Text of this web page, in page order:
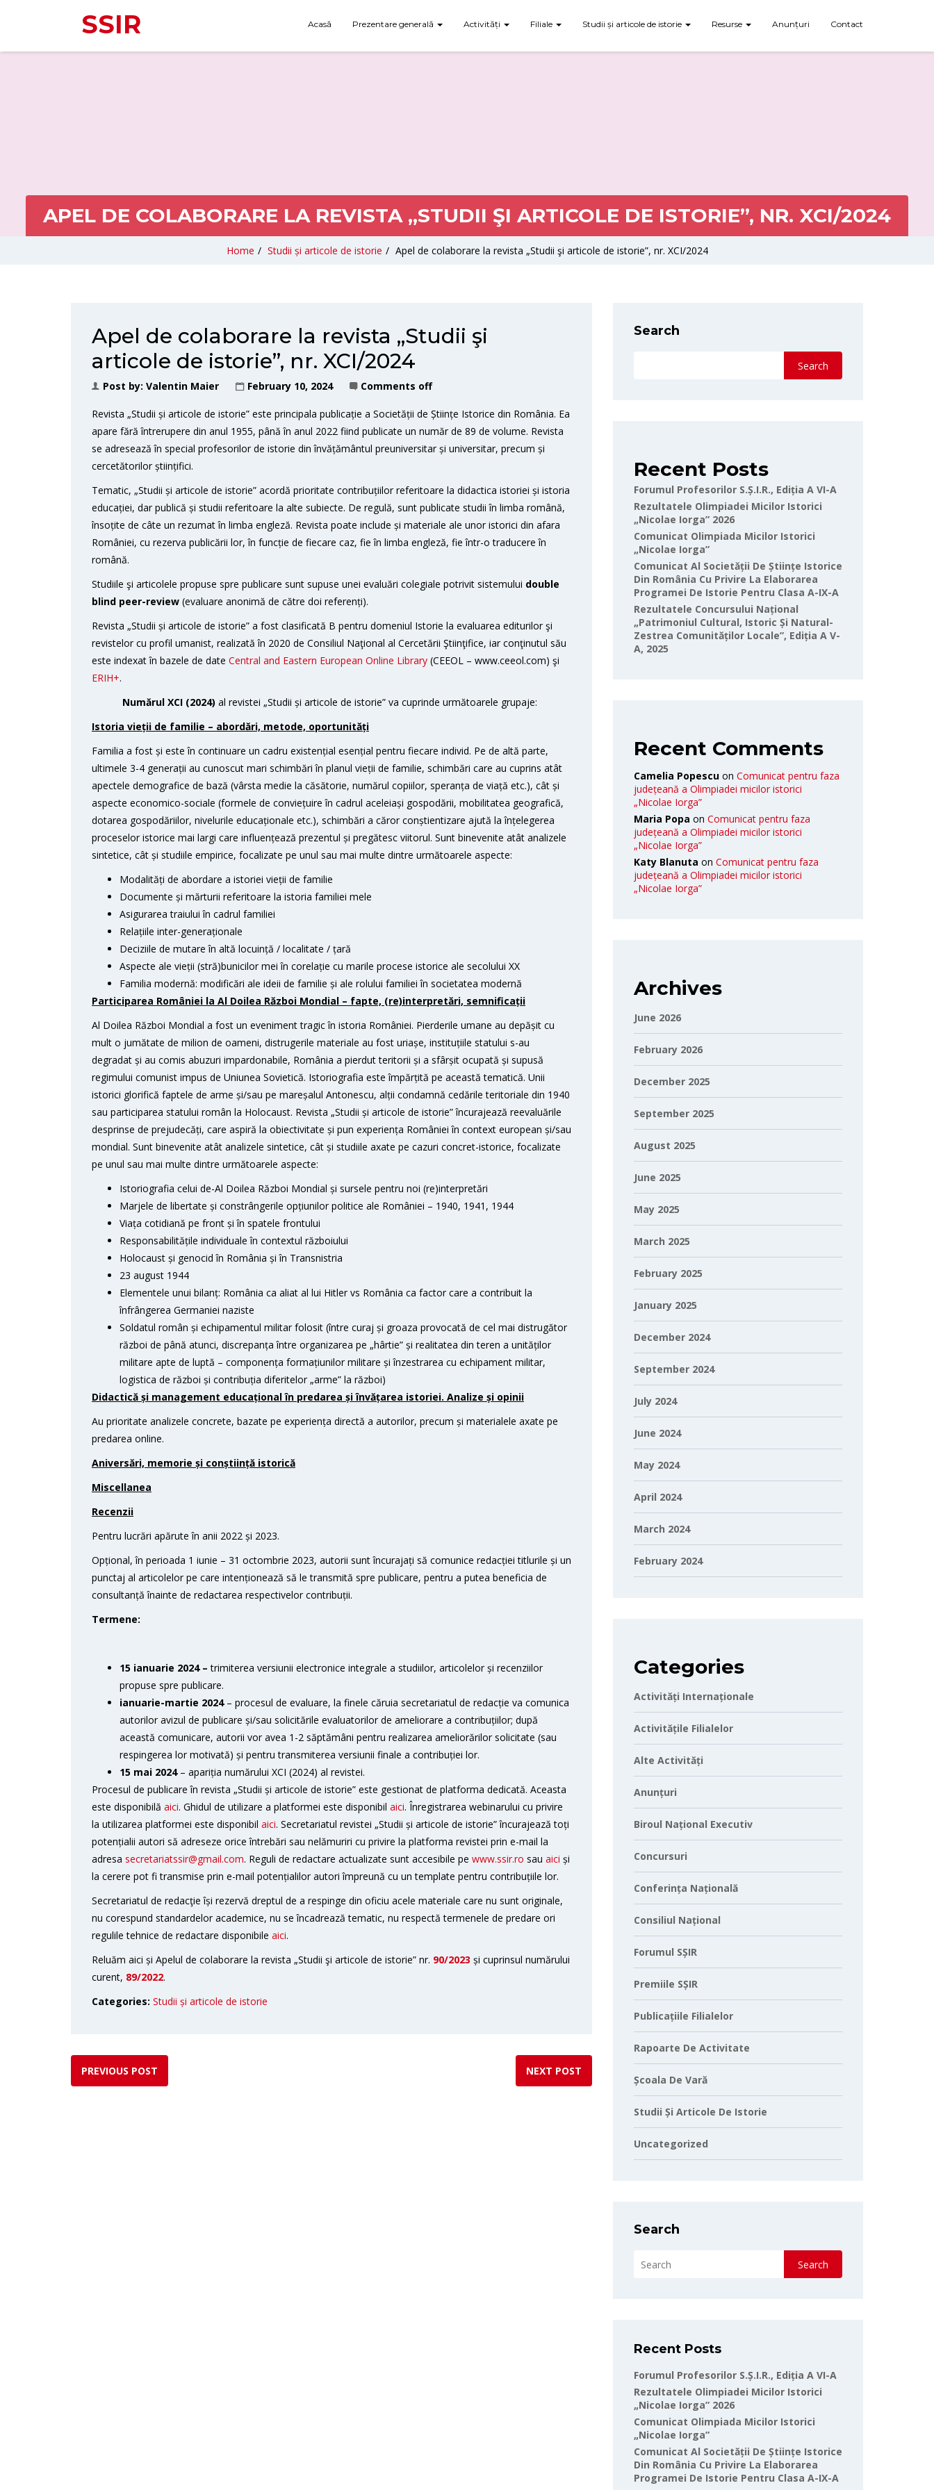
SSIR Acasă Prezentare generală Activități Filiale Studii și articole de istorie Resurse Anunțuri Contact
APEL DE COLABORARE LA REVISTA „STUDII ŞI ARTICOLE DE ISTORIE”, NR. XCI/2024
Home / Studii și articole de istorie / Apel de colaborare la revista „Studii şi articole de istorie”, nr. XCI/2024
Apel de colaborare la revista „Studii şi
articole de istorie”, nr. XCI/2024
Post by: Valentin Maier February 10, 2024 Comments off
Revista „Studii și articole de istorie” este principala publicație a Societății de Științe Istorice din România. Ea
apare fără întrerupere din anul 1955, până în anul 2022 fiind publicate un număr de 89 de volume. Revista
se adresează în special profesorilor de istorie din învățământul preuniversitar și universitar, precum și
cercetătorilor științifici.
Tematic, „Studii și articole de istorie” acordă prioritate contribuțiilor referitoare la didactica istoriei și istoria
educației, dar publică și studii referitoare la alte subiecte. De regulă, sunt publicate studii în limba română,
însoțite de câte un rezumat în limba engleză. Revista poate include și materiale ale unor istorici din afara
României, cu rezerva publicării lor, în funcție de fiecare caz, fie în limba engleză, fie într-o traducere în
română.
Studiile şi articolele propuse spre publicare sunt supuse unei evaluări colegiale potrivit sistemului double
blind peer-review (evaluare anonimă de către doi referenți).
Revista „Studii și articole de istorie” a fost clasificată B pentru domeniul Istorie la evaluarea editurilor şi
revistelor cu profil umanist, realizată în 2020 de Consiliul Naţional al Cercetării Ştiinţifice, iar conţinutul său
este indexat în bazele de date Central and Eastern European Online Library (CEEOL – www.ceeol.com) şi
ERIH+.
Numărul XCI (2024) al revistei „Studii și articole de istorie” va cuprinde următoarele grupaje:
Istoria vieții de familie – abordări, metode, oportunități
Familia a fost și este în continuare un cadru existențial esențial pentru fiecare individ. Pe de altă parte,
ultimele 3-4 generații au cunoscut mari schimbări în planul vieții de familie, schimbări care au cuprins atât
apectele demografice de bază (vârsta medie la căsătorie, numărul copiilor, speranța de viață etc.), cât și
aspecte economico-sociale (formele de conviețuire în cadrul aceleiași gospodării, mobilitatea geografică,
dotarea gospodăriilor, nivelurile educaționale etc.), schimbări a căror conștientizare ajută la înțelegerea
proceselor istorice mai largi care influențează prezentul și pregătesc viitorul. Sunt binevenite atât analizele
sintetice, cât și studiile empirice, focalizate pe unul sau mai multe dintre următoarele aspecte:
Modalități de abordare a istoriei vieții de familie
Documente și mărturii referitoare la istoria familiei mele
Asigurarea traiului în cadrul familiei
Relațiile inter-generaționale
Deciziile de mutare în altă locuință / localitate / țară
Aspecte ale vieții (stră)bunicilor mei în corelație cu marile procese istorice ale secolului XX
Familia modernă: modificări ale ideii de familie și ale rolului familiei în societatea modernă
Participarea României la Al Doilea Război Mondial – fapte, (re)interpretări, semnificații
Al Doilea Război Mondial a fost un eveniment tragic în istoria României. Pierderile umane au depășit cu
mult o jumătate de milion de oameni, distrugerile materiale au fost uriașe, instituțiile statului s-au
degradat și au comis abuzuri impardonabile, România a pierdut teritorii și a sfârșit ocupată și supusă
regimului comunist impus de Uniunea Sovietică. Istoriografia este împărțită pe această tematică. Unii
istorici glorifică faptele de arme și/sau pe mareșalul Antonescu, alții condamnă cedările teritoriale din 1940
sau participarea statului român la Holocaust. Revista „Studii și articole de istorie” încurajează reevaluările
desprinse de prejudecăți, care aspiră la obiectivitate și pun experiența României în context european și/sau
mondial. Sunt binevenite atât analizele sintetice, cât și studiile axate pe cazuri concret-istorice, focalizate
pe unul sau mai multe dintre următoarele aspecte:
Istoriografia celui de-Al Doilea Război Mondial și sursele pentru noi (re)interpretări
Marjele de libertate și constrângerile opțiunilor politice ale României – 1940, 1941, 1944
Viața cotidiană pe front și în spatele frontului
Responsabilitățile individuale în contextul războiului
Holocaust și genocid în România și în Transnistria
23 august 1944
Elementele unui bilanț: România ca aliat al lui Hitler vs România ca factor care a contribuit la
înfrângerea Germaniei naziste
Soldatul român și echipamentul militar folosit (între curaj și groaza provocată de cel mai distrugător
război de până atunci, discrepanța între organizarea pe „hârtie” și realitatea din teren a unităților
militare apte de luptă – componența formațiunilor militare și înzestrarea cu echipament militar,
logistica de război și contribuția diferitelor „arme” la război)
Didactică și management educațional în predarea și învățarea istoriei. Analize și opinii
Au prioritate analizele concrete, bazate pe experiența directă a autorilor, precum și materialele axate pe
predarea online.
Aniversări, memorie și conștiință istorică
Miscellanea
Recenzii
Pentru lucrări apărute în anii 2022 și 2023.
Opțional, în perioada 1 iunie – 31 octombrie 2023, autorii sunt încurajați să comunice redacției titlurile și un
punctaj al articolelor pe care intenționează să le transmită spre publicare, pentru a putea beneficia de
consultanță înainte de redactarea respectivelor contribuții.
Termene:
15 ianuarie 2024 –trimiterea versiunii electronice integrale a studiilor, articolelor și recenziilor
propuse spre publicare.
ianuarie-martie 2024– procesul de evaluare, la finele căruia secretariatul de redacție va comunica
autorilor avizul de publicare și/sau solicitările evaluatorilor de ameliorare a contribuțiilor; după
această comunicare, autorii vor avea 1-2 săptămâni pentru realizarea ameliorărilor solicitate (sau
respingerea lor motivată) și pentru transmiterea versiunii finale a contribuției lor.
15 mai 2024 – apariția numărului XCI (2024) al revistei.
Procesul de publicare în revista „Studii și articole de istorie” este gestionat de platforma dedicată. Aceasta
este disponibilă aici. Ghidul de utilizare a platformei este disponibil aici. Înregistrarea webinarului cu privire
la utilizarea platformei este disponibil aici. Secretariatul revistei „Studii și articole de istorie” încurajează toți
potențialii autori să adreseze orice întrebări sau nelămuriri cu privire la platforma revistei prin e-mail la
adresa secretariatssir@gmail.com. Reguli de redactare actualizate sunt accesibile pe www.ssir.ro sau aici și
la cerere pot fi transmise prin e-mail potențialilor autori împreună cu un template pentru contribuțiile lor.
Secretariatul de redacţie își rezervă dreptul de a respinge din oficiu acele materiale care nu sunt originale,
nu corespund standardelor academice, nu se încadrează tematic, nu respectă termenele de predare ori
regulile tehnice de redactare disponibile aici.
Reluăm aici și Apelul de colaborare la revista „Studii şi articole de istorie” nr. 90/2023 și cuprinsul numărului
curent, 89/2022.
Categories: Studii și articole de istorie
PREVIOUS POST NEXT POST
Search
Search
Recent Posts
Forumul Profesorilor S.Ș.I.R., Ediția A VI-A
Rezultatele Olimpiadei Micilor Istorici
„Nicolae Iorga” 2026
Comunicat Olimpiada Micilor Istorici
„Nicolae Iorga”
Comunicat Al Societății De Științe Istorice
Din România Cu Privire La Elaborarea
Programei De Istorie Pentru Clasa A-IX-A
Rezultatele Concursului Național
„Patrimoniul Cultural, Istoric Și Natural-
Zestrea Comunităților Locale”, Ediția A V-
A, 2025
Recent Comments
Camelia Popescu on Comunicat pentru faza
județeană a Olimpiadei micilor istorici
„Nicolae Iorga”
Maria Popa on Comunicat pentru faza
județeană a Olimpiadei micilor istorici
„Nicolae Iorga”
Katy Blanuta on Comunicat pentru faza
județeană a Olimpiadei micilor istorici
„Nicolae Iorga”
Archives
June 2026
February 2026
December 2025
September 2025
August 2025
June 2025
May 2025
March 2025
February 2025
January 2025
December 2024
September 2024
July 2024
June 2024
May 2024
April 2024
March 2024
February 2024
Categories
Activități Internaționale
Activitățile Filialelor
Alte Activități
Anunțuri
Biroul Național Executiv
Concursuri
Conferința Națională
Consiliul Național
Forumul SȘIR
Premiile SȘIR
Publicațiile Filialelor
Rapoarte De Activitate
Școala De Vară
Studii Și Articole De Istorie
Uncategorized
Search
Search
Recent Posts
Forumul Profesorilor S.Ș.I.R., Ediția A VI-A
Rezultatele Olimpiadei Micilor Istorici
„Nicolae Iorga” 2026
Comunicat Olimpiada Micilor Istorici
„Nicolae Iorga”
Comunicat Al Societății De Științe Istorice
Din România Cu Privire La Elaborarea
Programei De Istorie Pentru Clasa A-IX-A